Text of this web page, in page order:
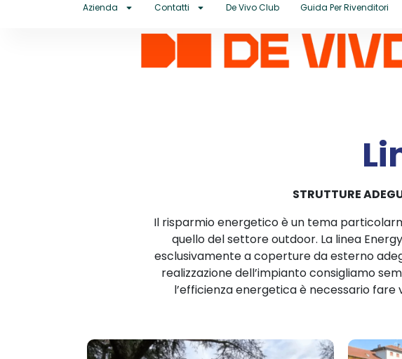
Azienda Contatti De Vivo Club Guida Per Rivenditori
STRUTTURE
Il risparmio energetico è un tema
quello del settore outdoor. La linea
esclusivamente a coperture da esterno
realizzazione dell’impianto consigliamo
l’efficienza energetica è necessario fare